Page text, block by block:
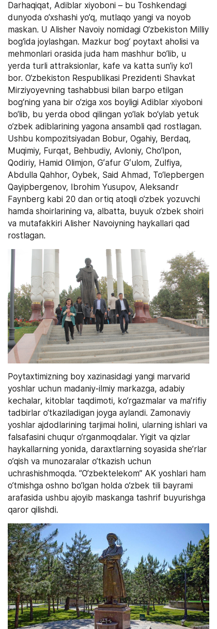
Darhaqiqat, Adiblar xiyoboni – bu Toshkendagi
dunyoda o‘xshashi yo‘q, mutlaqo yangi va noyob
maskan. U Alisher Navoiy nomidagi O‘zbekiston Milliy
bog‘ida joylashgan. Mazkur bog‘ poytaxt aholisi va
mehmonlari orasida juda ham mashhur bo‘lib, u
yerda turli attraksionlar, kafe va katta sun’iy ko‘l
bor. O‘zbekiston Respublikasi Prezidenti Shavkat
Mirziyoyevning tashabbusi bilan barpo etilgan
bog‘ning yana bir o‘ziga xos boyligi Adiblar xiyoboni
bo‘lib, bu yerda obod qilingan yo‘lak bo‘ylab yetuk
o‘zbek adiblarining yagona ansambli qad rostlagan.
Ushbu kompozitsiyadan Bobur, Ogahiy, Berdaq,
Muqimiy, Furqat, Behbudiy, Avloniy, Cho‘lpon,
Qodiriy, Hamid Olimjon, Gʻafur Gʻulom, Zulfiya,
Abdulla Qahhor, Oybek, Said Ahmad, To‘lepbergen
Qayipbergenov, Ibrohim Yusupov, Aleksandr
Faynberg kabi 20 dan ortiq atoqli o‘zbek yozuvchi
hamda shoirlarining va, albatta, buyuk o‘zbek shoiri
va mutafakkiri Alisher Navoiyning haykallari qad
rostlagan.
Poytaxtimizning boy xazinasidagi yangi marvarid
yoshlar uchun madaniy-ilmiy markazga, adabiy
kechalar, kitoblar taqdimoti, ko‘rgazmalar va ma’rifiy
tadbirlar o‘tkaziladigan joyga aylandi. Zamonaviy
yoshlar ajdodlarining tarjimai holini, ularning ishlari va
falsafasini chuqur o‘rganmoqdalar. Yigit va qizlar
haykallarning yonida, daraxtlarning soyasida she’rlar
o‘qish va munozaralar o‘tkazish uchun
uchrashishmoqda. “O‘zbektelekom” AK yoshlari ham
o‘tmishga oshno bo‘lgan holda o‘zbek tili bayrami
arafasida ushbu ajoyib maskanga tashrif buyurishga
qaror qilishdi.